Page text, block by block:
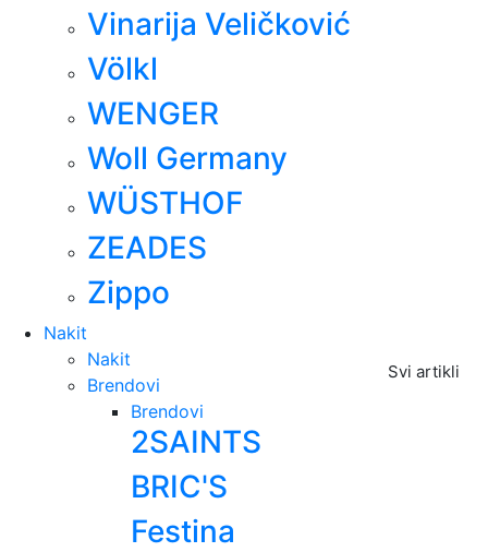
Vinarija Veličković
Völkl
WENGER
Woll Germany
WÜSTHOF
ZEADES
Zippo
Nakit
Svi artikli
Nakit
Brendovi
Brendovi
2SAINTS
BRIC'S
Festina